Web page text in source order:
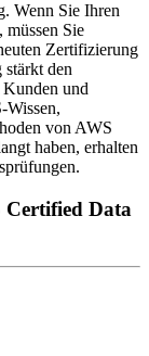
Wenn Sie Ihren
müssen Sie
Zertifizierung
den
und
Wissen,
von AWS
haben, erhalten
Certified Data